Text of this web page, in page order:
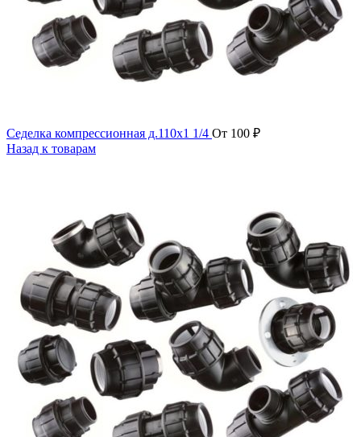
Седелка компрессионная д.110х1 1/4 От 100 ₽
Назад к товарам